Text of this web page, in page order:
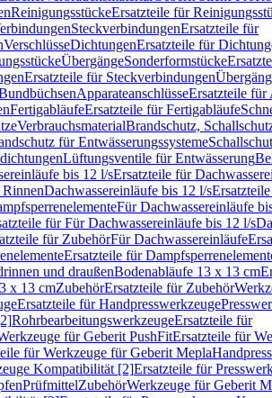
ReinigungsstückeErsatzteile für
SteckverbindungenErsatzteile für
VerschlüsseDichtungenErsatzteile für
ÜbergängeSonderformstücke
Ersatzteile für Steckverbindungen
ApparateanschlüsseErsatzteile für
FertigabläufeErsatzteile für Fertigabläufe
VerbrauchsmaterialBrandschutz,
für Entwässerungssysteme
Lüftungsventile für Entwässerung
bis 12 l/sErsatzteile für
Dachwassereinläufe bis 12 l/s
Für Dachwassereinläufe
für Für Dachwassereinläufe bis 12 l/s
für ZubehörFür Dachwassereinläufe
Ersatzteile für
und draußenBodenabläufe 13 x 13 cm
x 13 cmZubehörErsatzteile für Zubehör
Ersatzteile für Handpresswerkzeuge
RohrbearbeitungswerkzeugeErsatzteile für
für Geberit PushFitErsatzteile für
für Werkzeuge für Geberit Mepla
Kompatibilität [2]Ersatzteile für
PrüfmittelZubehörWerkzeuge für Geberit